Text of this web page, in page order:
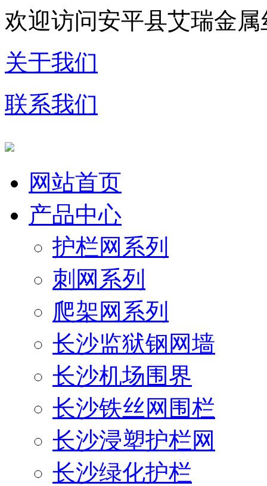
欢迎访问安平县艾瑞金
关于我们
联系我们
网站首页
产品中心
护栏网系列
刺网系列
爬架网系列
长沙监狱钢网墙
长沙机场围界
长沙铁丝网围栏
长沙浸塑护栏网
长沙绿化护栏